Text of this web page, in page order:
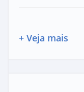
+ Veja mais